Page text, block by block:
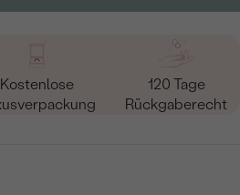
Kostenlose
120 Tage
Rückgaberecht